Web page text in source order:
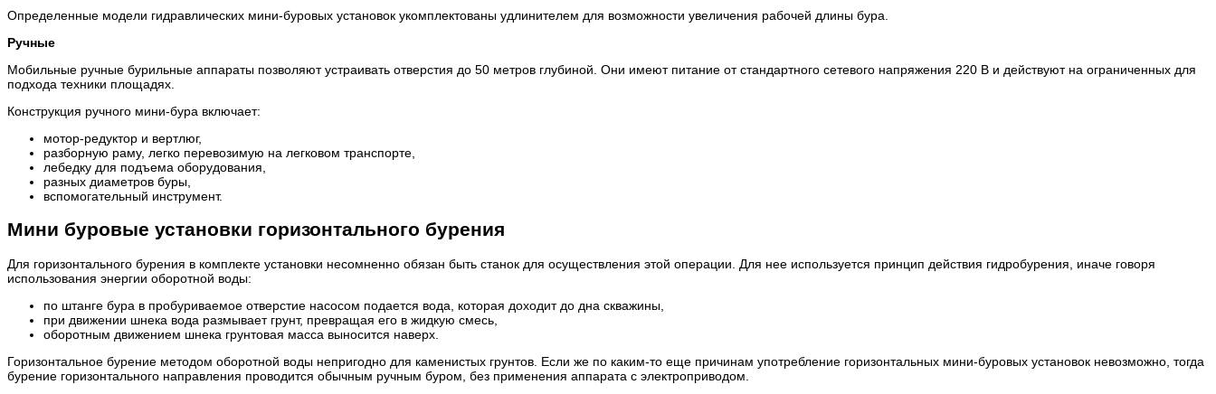
Определенные модели гидравлических мини-буровых установок укомплектованы удлинителем для возможности увеличения рабочей длины бура.
Ручные
Мобильные ручные бурильные аппараты позволяют устраивать отверстия до 50 метров глубиной. Они имеют питание от стандартного сетевого напряжения 220 В и действуют на ограниченных для
подхода техники площадях.
Конструкция ручного мини-бура включает:
мотор-редуктор и вертлюг,
разборную раму, легко перевозимую на легковом транспорте,
лебедку для подъема оборудования,
разных диаметров буры,
вспомогательный инструмент.
Мини буровые установки горизонтального бурения
Для горизонтального бурения в комплекте установки несомненно обязан быть станок для осуществления этой операции. Для нее используется принцип действия гидробурения, иначе говоря
использования энергии оборотной воды:
по штанге бура в пробуриваемое отверстие насосом подается вода, которая доходит до дна скважины,
при движении шнека вода размывает грунт, превращая его в жидкую смесь,
оборотным движением шнека грунтовая масса выносится наверх.
Горизонтальное бурение методом оборотной воды непригодно для каменистых грунтов. Если же по каким-то еще причинам употребление горизонтальных мини-буровых установок невозможно, тогда
бурение горизонтального направления проводится обычным ручным буром, без применения аппарата с электроприводом.